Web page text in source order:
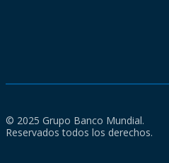
© 2025 Grupo Banco Mundial.
Reservados todos los derechos.